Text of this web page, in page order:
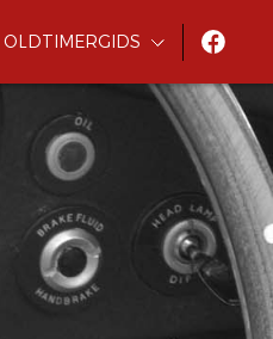
OLDTIMERGIDS